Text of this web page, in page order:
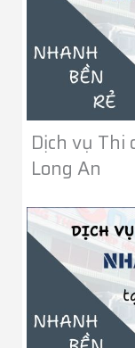
Dịch vụ Thi
Long An